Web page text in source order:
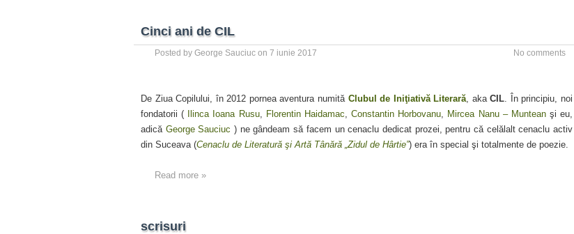
Cinci ani de CIL
Posted by George Sauciuc on 7 iunie 2017 No comments
De Ziua Copilului, în 2012 pornea aventura numită Clubul de Iniţiativă Literară, akaCIL. În principiu, noi
fondatorii (
Ilinca Ioana Rusu, Florentin Haidamac,Constantin Horbovanu, Mircea Nanu – Munteanşi eu,
adică George Sauciuc ) ne gândeam să facem un cenaclu dedicat prozei, pentru că celălalt cenaclu activ
din Suceava (Cenaclu de Literatură şi Artă Tânără „Zidul de Hârtie”) era în special şi totalmente de poezie.
Read more »
scrisuri